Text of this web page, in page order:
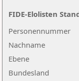
Nachname
Ebene
Personennummer
Bundesland
FIDE-Elolisten